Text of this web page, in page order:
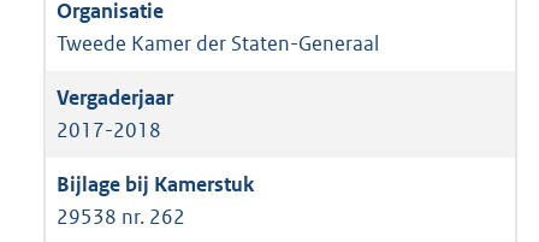
Tweede Kamer der Staten-Generaal
2017-2018
29538 nr. 262